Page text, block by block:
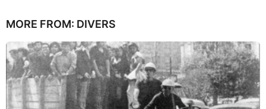
i
a
g
o
MORE FROM: DIVERS